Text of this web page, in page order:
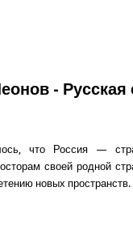
- Русская
что Россия —
своей родной
новых пространств.